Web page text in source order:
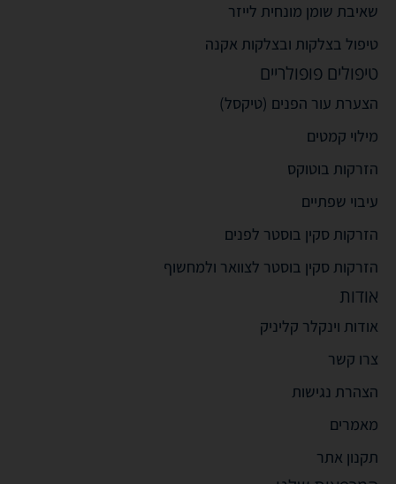
שאיבת שומן מונחית לייזר
טיפול בצלקות ובצלקות אקנה
טיפולים פופולריים
הצערת עור הפנים (טיקסל)
מילוי קמטים
הזרקות בוטוקס
עיבוי שפתיים
הזרקות סקין בוסטר לפנים
הזרקות סקין בוסטר לצוואר ולמחשוף
אודות
אודות וינקלר קליניק
צרו קשר
הצהרת נגישות
מאמרים
תקנון אתר